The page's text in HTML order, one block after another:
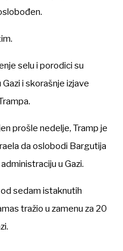
selu i porodici su
i skorašnje izjave
prošle nedelje, Tramp je
da oslobodi Bargutija
u Gazi.
sedam istaknutih
tražio u zamenu za 20